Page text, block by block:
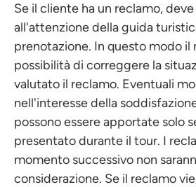
Se il cliente ha un reclamo,
all'attenzione della guida
prenotazione. In questo modo il
possibilità di correggere la
valutato il reclamo. Eventuali
nell'interesse della
possono essere apportate solo
presentato durante il tour. I
momento successivo non
considerazione. Se il reclamo